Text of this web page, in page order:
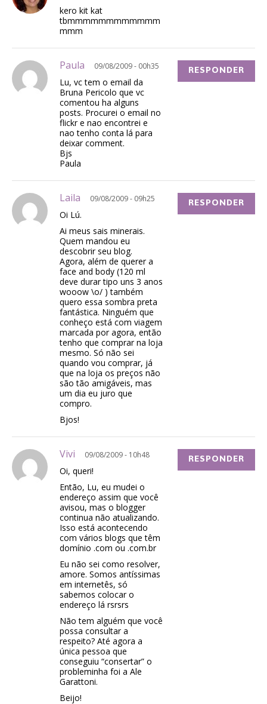
kero kit kat
tbmmmmmmmmmmmm
mmm
Paula 09/08/2009 - 00h35
Lu, vc tem o email da
Bruna Pericolo que vc
comentou ha alguns
posts. Procurei o email no
flickr e nao encontrei e
nao tenho conta lá para
deixar comment.
Bjs
Paula
RESPONDER
Laila 09/08/2009 - 09h25
Oi Lú.
Ai meus sais minerais.
Quem mandou eu
descobrir seu blog.
Agora, além de querer a
face and body (120 ml
deve durar tipo uns 3 anos
wooow \o/ ) também
quero essa sombra preta
fantástica. Ninguém que
conheço está com viagem
marcada por agora, então
tenho que comprar na loja
mesmo. Só não sei
quando vou comprar, já
que na loja os preços não
são tão amigáveis, mas
um dia eu juro que
compro.
Bjos!
RESPONDER
Vivi 09/08/2009 - 10h48
Oi, queri!
Então, Lu, eu mudei o
endereço assim que você
avisou, mas o blogger
continua não atualizando.
Isso está acontecendo
com vários blogs que têm
domínio .com ou .com.br
Eu não sei como resolver,
amore. Somos antíssimas
em internetês, só
sabemos colocar o
endereço lá rsrsrs
Não tem alguém que você
possa consultar a
respeito? Até agora a
única pessoa que
conseguiu “consertar” o
probleminha foi a Ale
Garattoni.
Beijo!
RESPONDER